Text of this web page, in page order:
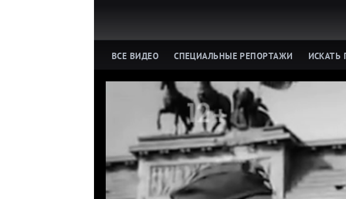
ВСЕ ВИДЕО СПЕЦИАЛЬНЫЕ РЕПОРТАЖИ
Про историю
Про жизнь замечательных
Про шоу-бизнес
Про здоровье
Про кино и театр
Про армию
Про войну
ИСКАТЬ